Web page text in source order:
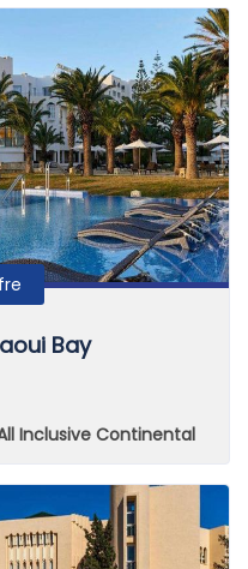
Bay
Inclusive Continental